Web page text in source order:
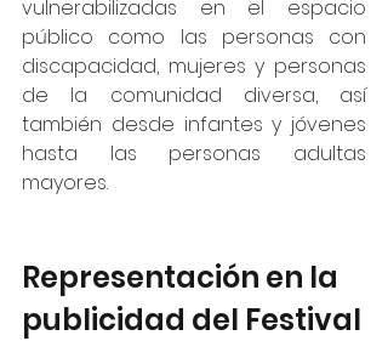
vulnerabilizadas en el espacio
público como las personas con
discapacidad, mujeres y personas
de la comunidad diversa, así
también desde infantes y jóvenes
hasta las personas adultas
mayores.
Representación en la
publicidad del Festival